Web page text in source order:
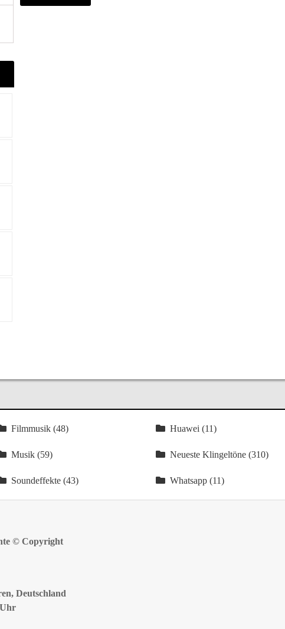
Filmmusik (48) Huawei (11)
Musik (59) Neueste Klingeltöne (310)
Soundeffekte (43) Whatsapp (11)
© Copyright
Deutschland